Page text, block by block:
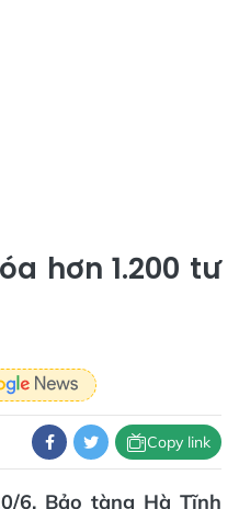
hơn 1.200 tư
Copy link
6, Bảo tàng Hà Tĩnh